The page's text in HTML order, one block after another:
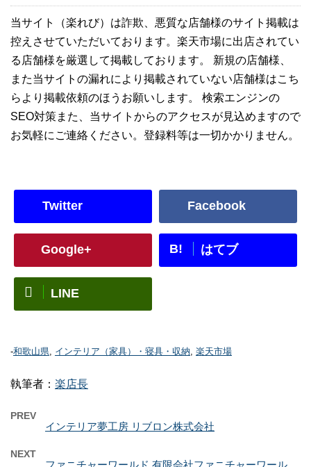
当サイト（楽れび）は詐欺、悪質な店舗様のサイト掲載は
控えさせていただいております。楽天市場に出店されてい
る店舗様を厳選して掲載しております。 新規の店舗様、
また当サイトの漏れにより掲載されていない店舗様はこち
らより掲載依頼のほうお願いします。 検索エンジンの
SEO対策また、当サイトからのアクセスが見込めますので
お気軽にご連絡ください。登録料等は一切かかりません。
Twitter Facebook
Google+ B! はてブ
LINE
-和歌山県, インテリア（家具）・寝具・収納, 楽天市場
執筆者： 楽店長
PREV
インテリア夢工房 リブロン株式会社
NEXT
ファニチャーワールド 有限会社ファニチャーワール